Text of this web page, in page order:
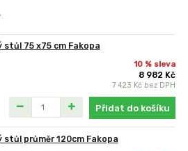
stůl 75 x75 cm Fakopa
10 % sleva
8 982 Kč
7 423 Kč bez DPH
Přidat do košíku
stůl průměr 120cm Fakopa